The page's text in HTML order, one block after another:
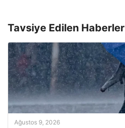
Tavsiye Edilen Haberler
Ağustos 9, 2026